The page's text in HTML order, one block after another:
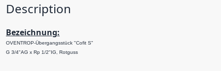
Description
Bezeichnung:
OVENTROP-Übergangsstück "Cofit S"
G 3/4"AG x Rp 1/2"IG, Rotguss